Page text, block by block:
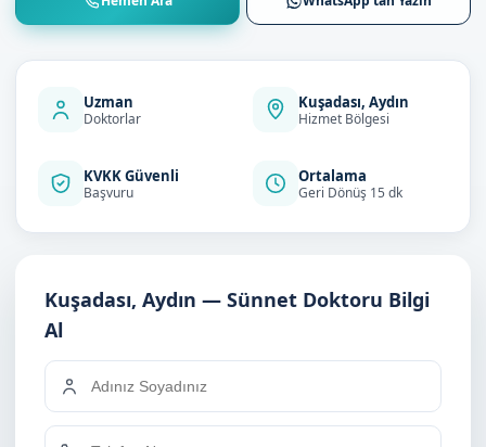
Uzman
Doktorlar
Kuşadası, Aydın
Hizmet Bölgesi
KVKK Güvenli
Başvuru
Ortalama
Geri Dönüş 15 dk
Kuşadası, Aydın — Sünnet Doktoru Bilgi
Al